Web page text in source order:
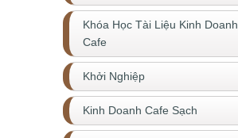
Khóa Học Tài Liệu Kinh Doanh
Cafe
Khởi Nghiệp
Kinh Doanh Cafe Sạch